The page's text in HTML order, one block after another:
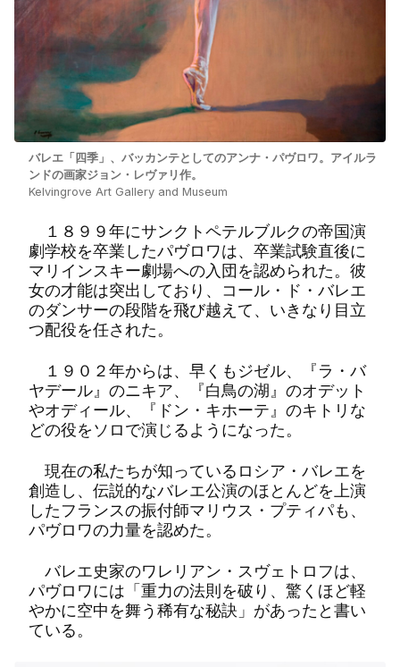
バレエ「四季」、バッカンテとしてのアンナ・パヴロワ。アイルラ
ンドの画家ジョン・レヴァリ作。
Kelvingrove Art Gallery and Museum
１８９９年にサンクトペテルブルクの帝国演
劇学校を卒業したパヴロワは、卒業試験直後に
マリインスキー劇場への入団を認められた。彼
女の才能は突出しており、コール・ド・バレエ
のダンサーの段階を飛び越えて、いきなり目立
つ配役を任された。
１９０２年からは、早くもジゼル、『ラ・バ
ヤデール』のニキア、『白鳥の湖』のオデット
やオディール、『ドン・キホーテ』のキトリな
どの役をソロで演じるようになった。
現在の私たちが知っているロシア・バレエを
創造し、伝説的なバレエ公演のほとんどを上演
したフランスの振付師マリウス・プティパも、
パヴロワの力量を認めた。
バレエ史家のワレリアン・スヴェトロフは、
パヴロワには「重力の法則を破り、驚くほど軽
やかに空中を舞う稀有な秘訣」があったと書い
ている。